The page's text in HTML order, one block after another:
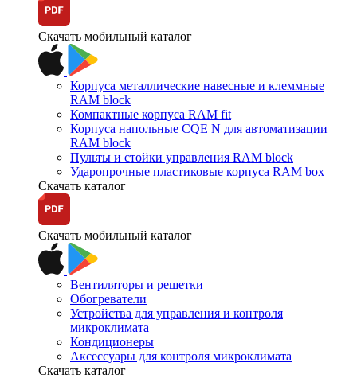
Скачать мобильный каталог
Корпуса металлические навесные и клеммные
RAM block
Компактные корпуса RAM fit
Корпуса напольные CQE N для автоматизации
RAM block
Пульты и стойки управления RAM block
Ударопрочные пластиковые корпуса RAM box
Скачать каталог
Скачать мобильный каталог
Вентиляторы и решетки
Обогреватели
Устройства для управления и контроля
микроклимата
Кондиционеры
Аксессуары для контроля микроклимата
Скачать каталог